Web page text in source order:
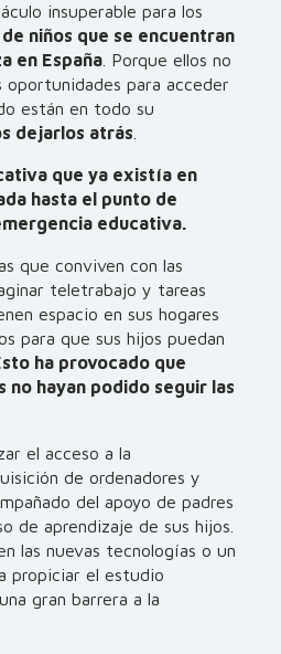
insuperable para los
niños que se encuentran
en España . Porque ellos no
oportunidades para acceder
están en todo su
dejarlos atrás
que ya existía en
hasta el punto de
educativa.
que conviven con las
teletrabajo y tareas
espacio en sus hogares
para que sus hijos puedan
ha provocado que
no hayan podido seguir las
el acceso a la
de ordenadores y
del apoyo de padres
de aprendizaje de sus hijos.
las nuevas tecnologías o un
propiciar el estudio
gran barrera a la